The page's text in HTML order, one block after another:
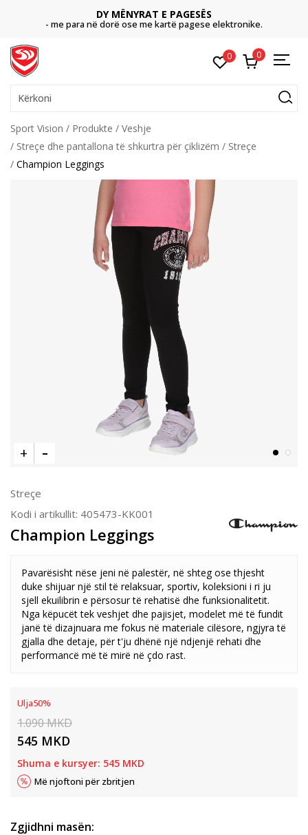
DY MËNYRAT E PAGESËS
- me para në dorë ose me kartë pagese elektronike.
0 0
Kërkoni
Sport Vision Produkte
Veshje
Streçe dhe pantallona të shkurtra për çiklizëm
Streçe
Champion Leggings
Streçe
Kodi i artikullit: 405473-KK001
Champion Leggings
Pavarësisht nëse jeni në palestër, në shteg ose thjesht
duke shijuar një stil të relaksuar, sportiv, koleksioni i ri ju
sjell ekuilibrin e përsosur të rehatisë dhe funksionalitetit.
Nga këpucët tek veshjet dhe pajisjet, modelet më të fundit
janë të dizajnuara me fokus në materiale cilësore, ngjyra të
gjalla dhe detaje, për t'ju dhënë një ndjenjë rehati dhe
performancë më të mirë në çdo rast.
Ulja50%
1.090MKD
545 MKD
Shuma e kursyer: 545 MKD
Më njoftoni për zbritjen
Zgjidhni masën: